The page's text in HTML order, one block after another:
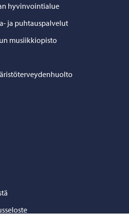
hyvinvointialue
ja puhtauspalvelut
musiikkiopisto